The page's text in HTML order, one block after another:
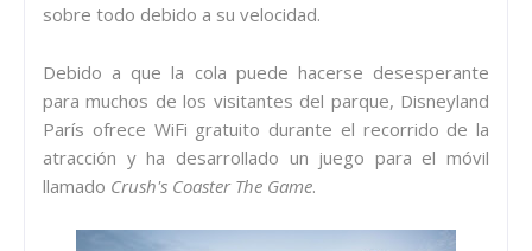
sobre todo debido a su velocidad.
Debido a que la cola puede hacerse desesperante
para muchos de los visitantes del parque, Disneyland
París ofrece WiFi gratuito durante el recorrido de la
atracción y ha desarrollado un juego para el móvil
llamado Crush's Coaster The Game.